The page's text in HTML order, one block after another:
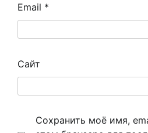
Email *
Сайт
Сохранить моё имя,